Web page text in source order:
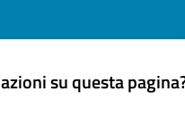
su questa